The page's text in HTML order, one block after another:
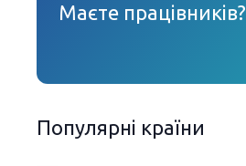
Маєте працівників?
Популярні країни